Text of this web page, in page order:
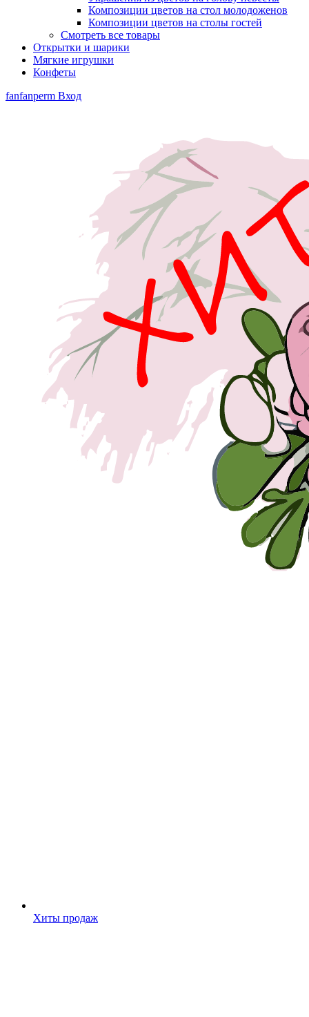
Композиции цветов на стол молодоженов
Композиции цветов на столы гостей
Смотреть все товары
Открытки и шарики
Мягкие игрушки
Конфеты
fanfanperm Вход
Хиты продаж